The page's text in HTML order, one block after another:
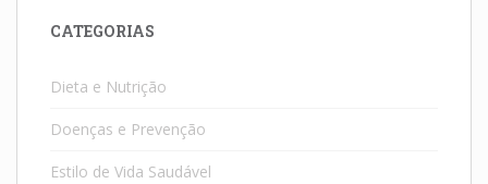
CATEGORIAS
Dieta e Nutrição
Doenças e Prevenção
Estilo de Vida Saudável